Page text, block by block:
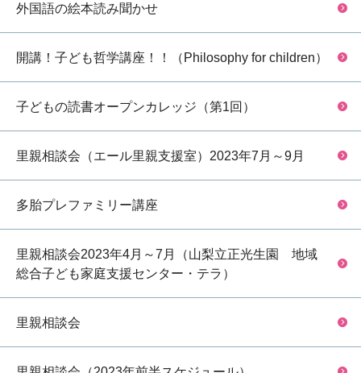
外国語の絵本読み聞かせ
開講！子ども哲学講座！！（Philosophy for children）
子どもの読書オープンカレッジ（第1回）
里親相談会（エール里親支援室）2023年7月～9月
多胎プレファミリー講座
里親相談会2023年4月～7月（山梨立正光生園 地域
総合子ども家庭支援センター・テラ）
里親相談会